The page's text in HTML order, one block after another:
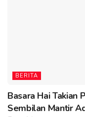
BERITA
Basara Hai Takian
Sembilan Mantir